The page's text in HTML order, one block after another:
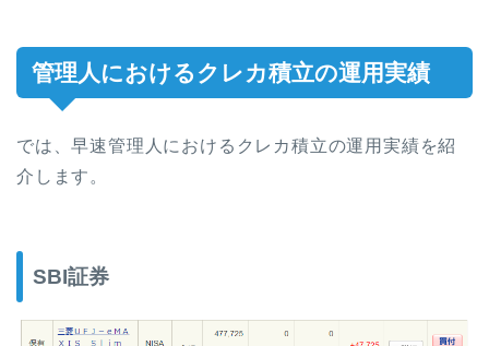
管理人におけるクレカ積立の運用実績
では、早速管理人におけるクレカ積立の運用実績を紹
介します。
SBI証券